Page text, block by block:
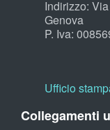
Indirizzo:
Genova
P. Iva:
Ufficio
Collegamenti